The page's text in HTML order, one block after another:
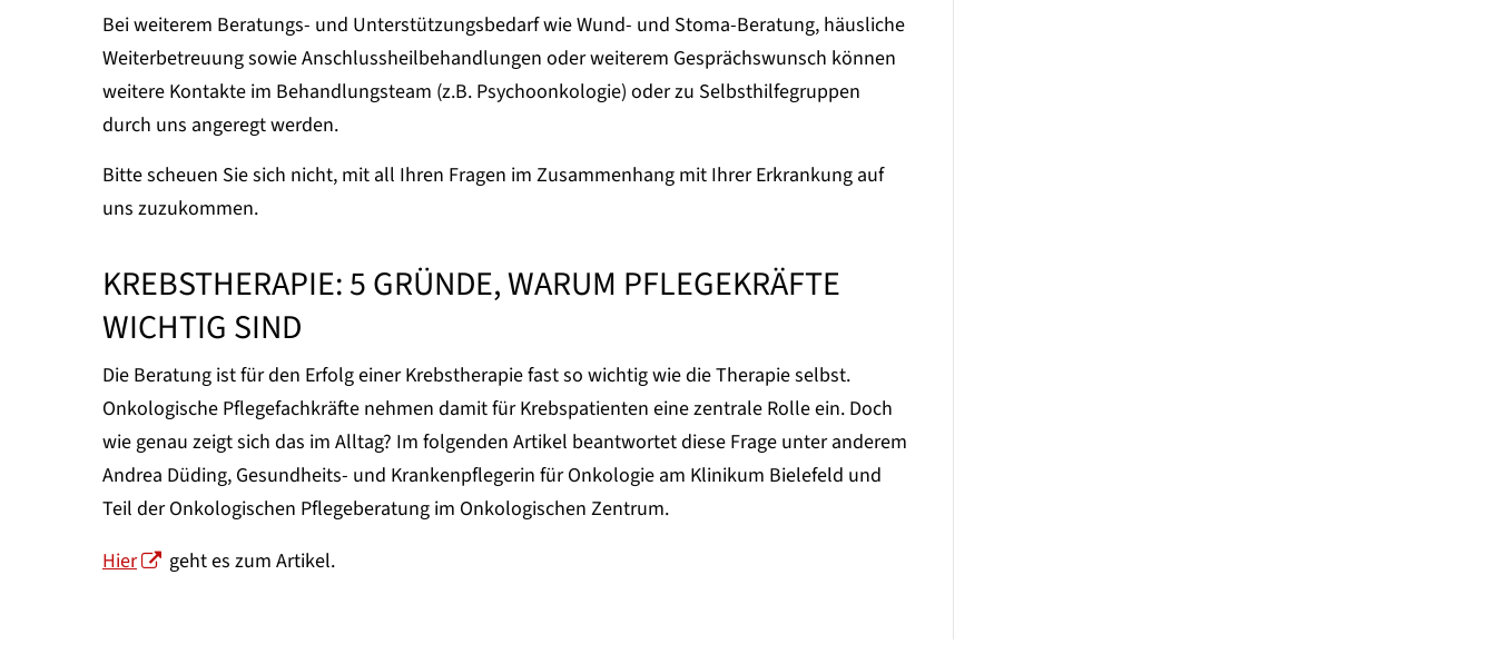
Bei weiterem Beratungs- und Unterstützungsbedarf wie Wund- und Stoma-Beratung, häusliche
Weiterbetreuung sowie Anschlussheilbehandlungen oder weiterem Gesprächswunsch können
weitere Kontakte im Behandlungsteam (z.B. Psychoonkologie) oder zu Selbsthilfegruppen
durch uns angeregt werden.
Bitte scheuen Sie sich nicht, mit all Ihren Fragen im Zusammenhang mit Ihrer Erkrankung auf
uns zuzukommen.
KREBSTHERAPIE: 5 GRÜNDE, WARUM PFLEGEKRÄFTE
WICHTIG SIND
Die Beratung ist für den Erfolg einer Krebstherapie fast so wichtig wie die Therapie selbst.
Onkologische Pflegefachkräfte nehmen damit für Krebspatienten eine zentrale Rolle ein. Doch
wie genau zeigt sich das im Alltag? Im folgenden Artikel beantwortet diese Frage unter anderem
Andrea Düding, Gesundheits- und Krankenpflegerin für Onkologie am Klinikum Bielefeld und
Teil der Onkologischen Pflegeberatung im Onkologischen Zentrum.
Hier
geht es zum Artikel.